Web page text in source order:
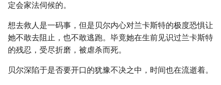
定会家法伺候的。
想去救人是一码事，但是贝尔内心对兰卡斯特的极度恐惧让
她不敢去阻止，也不敢逃跑。毕竟她在生前见识过兰卡斯特
的残忍，受尽折磨，被虐杀而死。
贝尔深陷于是否要开口的犹豫不决之中，时间也在流逝着。